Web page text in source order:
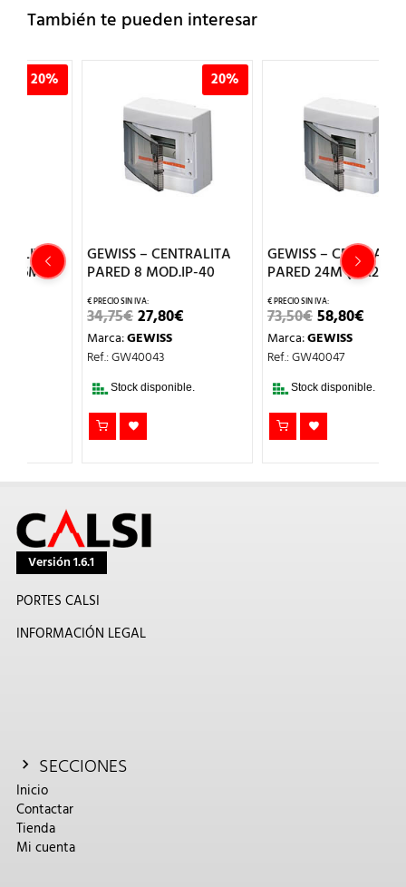
También te pueden interesar
GEWISS – CENTRALITA
PARED 8 MOD.IP-40
EL
PRECIO
ORIGINAL
ERA:
27,80€EL
PRECIO
ACTUAL
ES:
GEWISS
Ref.: GW40043
Stock disponible.
GEWISS – CENTRALITA
PARED 24M (12X2) IP-40
EL
PRECIO
ORIGINAL
ERA:
58,80€EL
PRECIO
ACTUAL
ES:
GEWISS
Ref.: GW40047
Stock disponible.
Versión 1.6.1
PORTES CALSI
INFORMACIÓN LEGAL
SECCIONES
Inicio
Contactar
Tienda
Mi cuenta